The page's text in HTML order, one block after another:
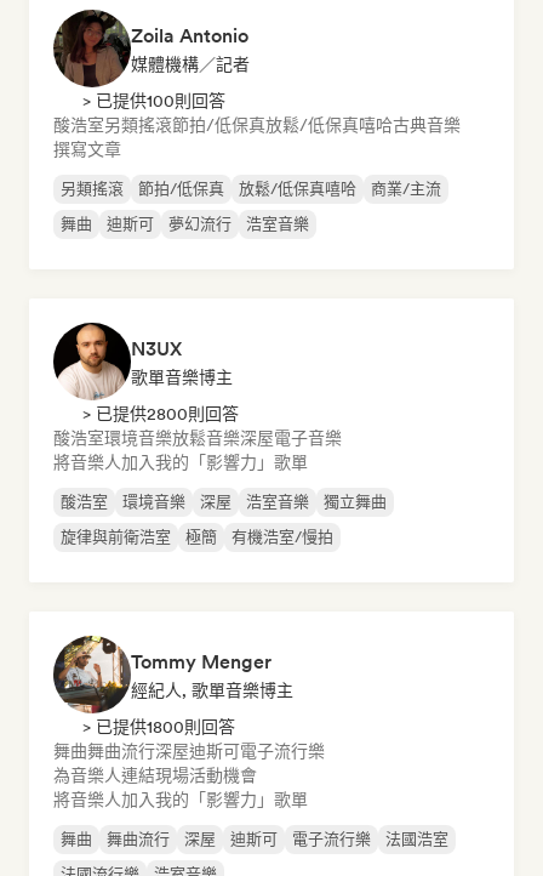
Zoila Antonio
媒體機構／記者
> 已提供100則回答
酸浩室另類搖滾節拍/低保真放鬆/低保真嘻哈古典音樂
撰寫文章
另類搖滾 節拍/低保真 放鬆/低保真嘻哈
商業/主流
舞曲
迪斯可 夢幻流行 浩室音樂
N3UX
歌單音樂博主
> 已提供2800則回答
酸浩室環境音樂放鬆音樂深屋電子音樂
將音樂人加入我的「影響力」歌單
酸浩室 環境音樂 深屋 浩室音樂
獨立舞曲
旋律與前衛浩室
極簡 有機浩室/慢拍
Tommy Menger
經紀人, 歌單音樂博主
> 已提供1800則回答
舞曲舞曲流行深屋迪斯可電子流行樂
為音樂人連結現場活動機會
將音樂人加入我的「影響力」歌單
舞曲 舞曲流行 深屋 迪斯可 電子流行樂
法國浩室